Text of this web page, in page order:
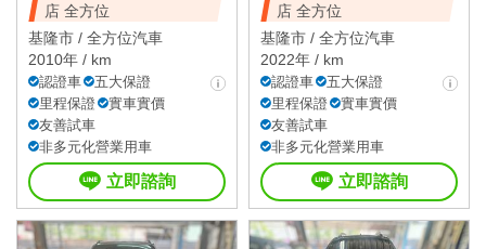
店 全方位
基隆市 / 全方位汽車
2010年 / km
認證車
五大保證
里程保證
實車實價
友善試車
非多元化營業用車
立即諮詢
店 全方位
基隆市 / 全方位汽車
2022年 / km
認證車
五大保證
里程保證
實車實價
友善試車
非多元化營業用車
立即諮詢